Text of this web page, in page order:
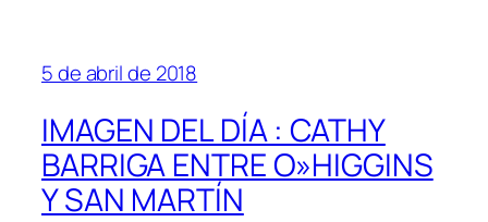
5 de abril de 2018
IMAGEN DEL DÍA : CATHY
BARRIGA ENTRE O»HIGGINS
Y SAN MARTÍN